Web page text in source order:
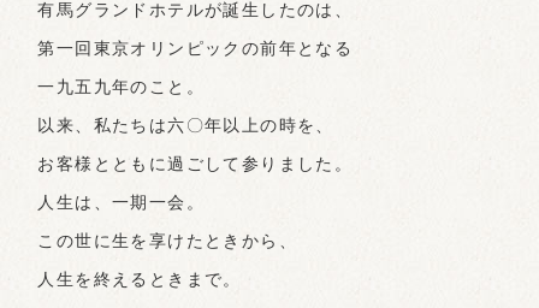
有馬グランドホテルが誕生したのは、
第一回東京オリンピックの前年となる
一九五九年のこと。
以来、私たちは六〇年以上の時を、
お客様とともに過ごして参りました。
人生は、一期一会。
この世に生を享けたときから、
人生を終えるときまで。